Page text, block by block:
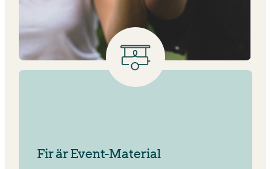
Fir är Event-Material